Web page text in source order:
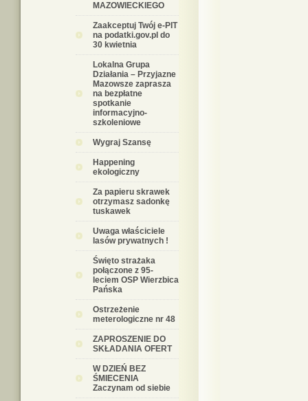
MAZOWIECKIEGO
Zaakceptuj Twój e-PIT
na podatki.gov.pl do
30 kwietnia
Lokalna Grupa
Działania – Przyjazne
Mazowsze zaprasza
na bezpłatne
spotkanie
informacyjno-
szkoleniowe
Wygraj Szansę
Happening
ekologiczny
Za papieru skrawek
otrzymasz sadonkę
tuskawek
Uwaga właściciele
lasów prywatnych !
Święto strażaka
połączone z 95-
leciem OSP Wierzbica
Pańska
Ostrzeżenie
meterologiczne nr 48
ZAPROSZENIE DO
SKŁADANIA OFERT
W DZIEŃ BEZ
ŚMIECENIA
Zaczynam od siebie